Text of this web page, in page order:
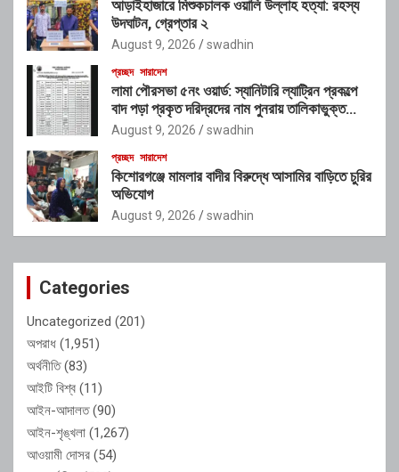
আড়াইহাজারে মিশুকচালক ওয়ালি উল্লাহ হত্যা: রহস্য
উদঘাটন, গ্রেপ্তার ২
August 9, 2026 swadhin
প্রচ্ছদ সারাদেশ
লামা পৌরসভা ৫নং ওয়ার্ড: স্যানিটারি ল্যাট্রিন প্রকল্পে
বাদ পড়া প্রকৃত দরিদ্রদের নাম পুনরায় তালিকাভুক্ত
করার আহ্বান
August 9, 2026 swadhin
প্রচ্ছদ সারাদেশ
কিশোরগঞ্জে মামলার বাদীর বিরুদ্ধে আসামির বাড়িতে চুরির
অভিযোগ
August 9, 2026 swadhin
Categories
Uncategorized (201)
অপরাধ (1,951)
অর্থনীতি(83)
আইটি বিশ্ব (11)
আইন-আদালত(90)
আইন-শৃঙ্খলা (1,267)
আওয়ামী দোসর (54)